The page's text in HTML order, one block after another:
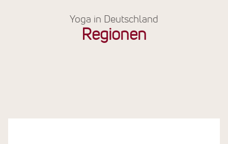
Yoga in Deutschland
Regionen